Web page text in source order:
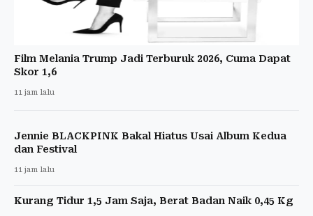
Film Melania Trump Jadi Terburuk 2026, Cuma Dapat
Skor 1,6
11 jam lalu
Jennie BLACKPINK Bakal Hiatus Usai Album Kedua
dan Festival
11 jam lalu
Kurang Tidur 1,5 Jam Saja, Berat Badan Naik 0,45 Kg